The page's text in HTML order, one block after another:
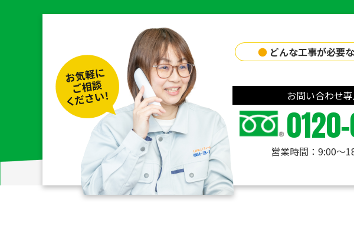
● どんな工事が必要
お問い合わせ
営業時間：9:00〜